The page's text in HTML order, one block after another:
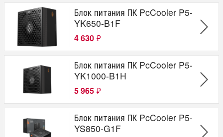
Блок питания ПК PcCooler P5-
YK650-B1F
4 630 ₽
Блок питания ПК PcCooler P5-
YK1000-B1H
5 965 ₽
Блок питания ПК PcCooler P5-
YS850-G1F